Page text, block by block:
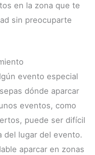
en la zona que te
sin preocuparte
evento especial
dónde aparcar
eventos, como
puede ser difícil
del lugar del evento.
aparcar en zonas